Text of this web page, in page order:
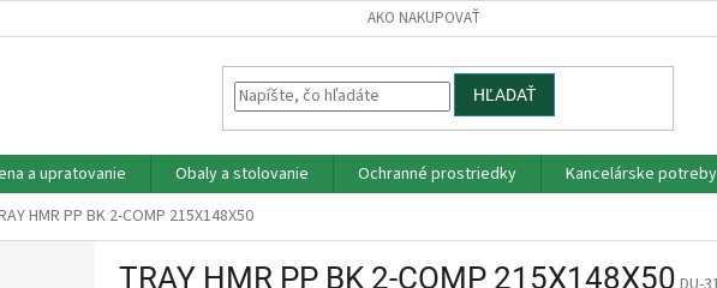
AKO NAKUPOVAŤ
HĽADAŤ
a upratovanie Obaly a stolovanie Ochranné prostriedky Kancelárske potreby
HMR PP BK 2-COMP 215X148X50
TRAY HMR PP BK 2-COMP 215X148X50